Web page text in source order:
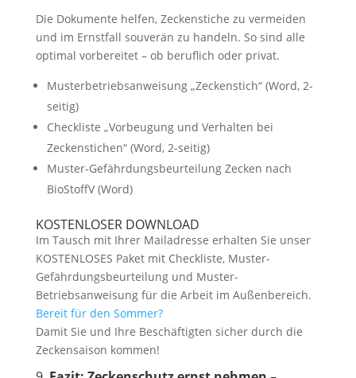
Die Dokumente helfen, Zeckenstiche zu vermeiden
und im Ernstfall souverän zu handeln. So sind alle
optimal vorbereitet – ob beruflich oder privat.
Musterbetriebsanweisung „Zeckenstich“ (Word, 2-
seitig)
Checkliste „Vorbeugung und Verhalten bei
Zeckenstichen“ (Word, 2-seitig)
Muster-Gefährdungsbeurteilung Zecken nach
BioStoffV (Word)
KOSTENLOSER DOWNLOAD
Im Tausch mit Ihrer Mailadresse erhalten Sie unser
KOSTENLOSES Paket mit Checkliste, Muster-
Gefährdungsbeurteilung und Muster-
Betriebsanweisung für die Arbeit im Außenbereich.
Bereit für den Sommer?
Damit Sie und Ihre Beschäftigten sicher durch die
Zeckensaison kommen!